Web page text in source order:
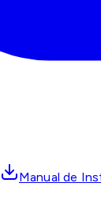
Manual de